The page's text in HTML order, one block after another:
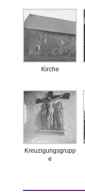
Kirche
Kreuzigungsgrupp
e